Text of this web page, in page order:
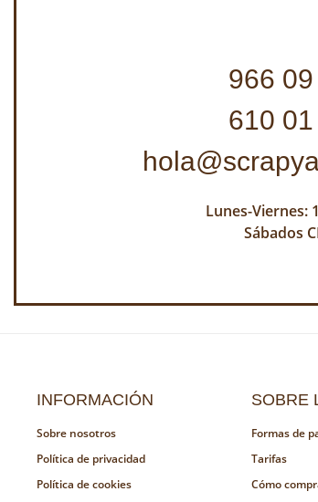
966
610
Lunes-Viernes:
Sábados
INFORMACIÓN
Sobre nosotros
Política de privacidad
Política de cookies
SOBRE
Formas de
Tarifas
Cómo